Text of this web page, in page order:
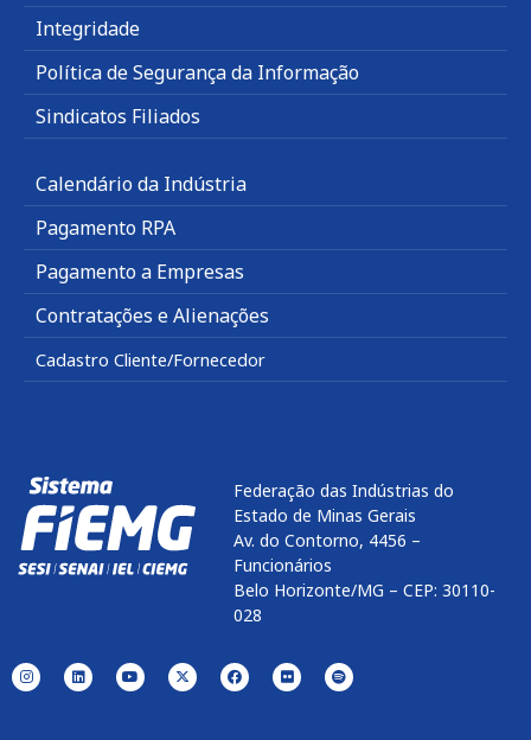
Integridade
Política de Segurança da Informação
Sindicatos Filiados
Calendário da Indústria
Pagamento RPA
Pagamento a Empresas
Contratações e Alienações
Cadastro Cliente/Fornecedor
Federação das Indústrias do
Estado de Minas Gerais
Av. do Contorno, 4456 –
Funcionários
Belo Horizonte/MG – CEP: 30110-
028